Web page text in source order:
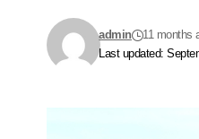
Last updated:
admin 11 months